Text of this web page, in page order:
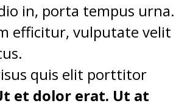
in, porta tempus urna.
efficitur, vulputate velit
quis elit porttitor
et dolor erat. Ut at